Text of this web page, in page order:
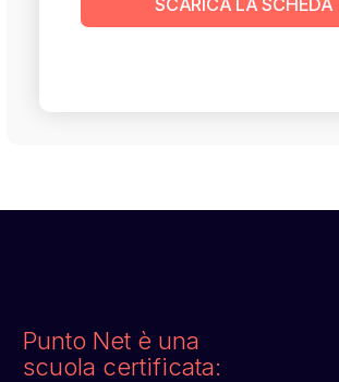
Punto Net è una
scuola certificata: